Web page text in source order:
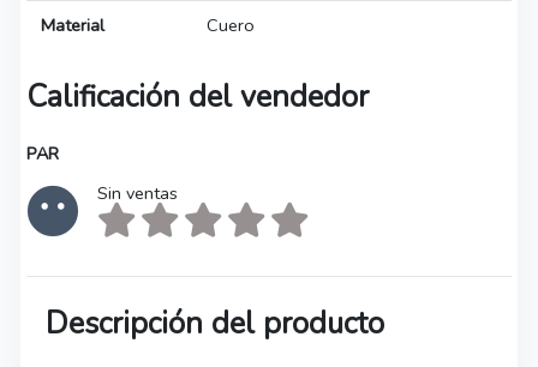
Material Cuero
Calificación del vendedor
PAR
Sin ventas
Descripción del producto